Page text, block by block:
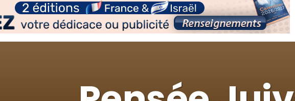
3 personnes viennent de nous rejoindre sur WhatsApp
2 personnes viennent de nous rejoindre sur WhatsApp
3 personnes viennent de nous rejoindre sur WhatsApp
Nouvelle émission radio : Visions de grandeur n°104 : Le Chabbath et le Birkat
61 personnes viennent de demander une bénédiction